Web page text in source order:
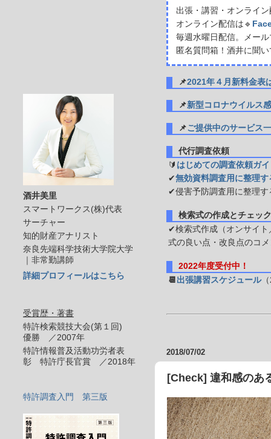
出張・講習・オンライ
オンライン配信は🔹
毎週水曜日配信。メー
匿名質問箱！酒井に聞
📌2021年４月新料金表
📌新型コロナウイルス
📌ご提供中のサービス
代行調査依頼
🔰 はじめての調査依頼ガ
✔無効資料調査用に整理
✔侵害予防調査用に整理す
検索式の作成とチェック
✔検索式作成（オンサイト
式の良い点・改良点のコ
2022年度受付中！
📆 出張講習スケジュール
2018/07/02
[Check] 違和感のあ
酒井美里
スマートワークス(株)代表
サーチャー
知的財産アナリスト
奈良先端科学技術大学院大学
｜非常勤講師
詳細プロフィールはこちら
受賞歴・著書
特許検索競技大会(第１回)
優勝 ／2007年
特許情報普及活動功労者表
彰 特許庁長官賞 ／2018年
特許調査入門 第三版